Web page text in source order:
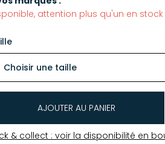
attention plus qu'un en stock
AJOUTER AU PANIER
& collect : voir la disponibilité en